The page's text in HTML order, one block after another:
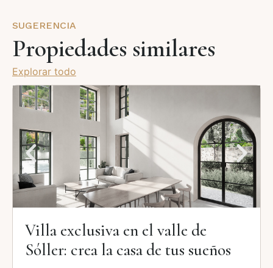
SUGERENCIA
Propiedades similares
Explorar todo
Villa exclusiva en el valle de
Sóller: crea la casa de tus sueños